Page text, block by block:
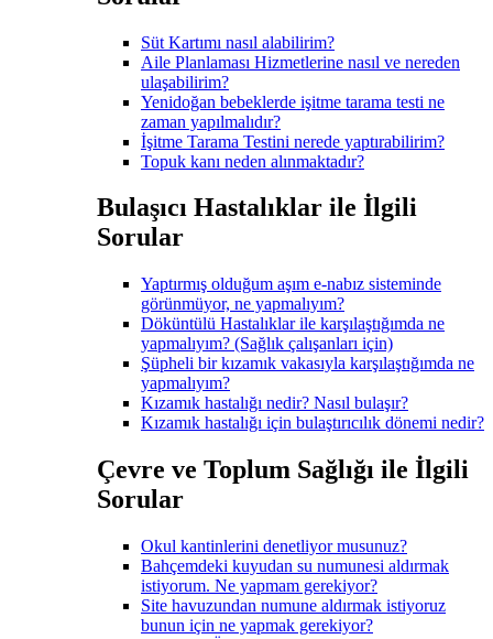
Süt Kartımı nasıl alabilirim?
Aile Planlaması Hizmetlerine nasıl ve nereden
ulaşabilirim?
Yenidoğan bebeklerde işitme tarama testi ne
zaman yapılmalıdır?
İşitme Tarama Testini nerede yaptırabilirim?
Topuk kanı neden alınmaktadır?
Bulaşıcı Hastalıklar ile İlgili
Sorular
Yaptırmış olduğum aşım e-nabız sisteminde
görünmüyor, ne yapmalıyım?
Döküntülü Hastalıklar ile karşılaştığımda ne
yapmalıyım? (Sağlık çalışanları için)
Şüpheli bir kızamık vakasıyla karşılaştığımda ne
yapmalıyım?
Kızamık hastalığı nedir? Nasıl bulaşır?
Kızamık hastalığı için bulaştırıcılık dönemi nedir?
Çevre ve Toplum Sağlığı ile İlgili
Sorular
Okul kantinlerini denetliyor musunuz?
Bahçemdeki kuyudan su numunesi aldırmak
istiyorum. Ne yapmam gerekiyor?
Site havuzundan numune aldırmak istiyoruz
bunun için ne yapmak gerekiyor?